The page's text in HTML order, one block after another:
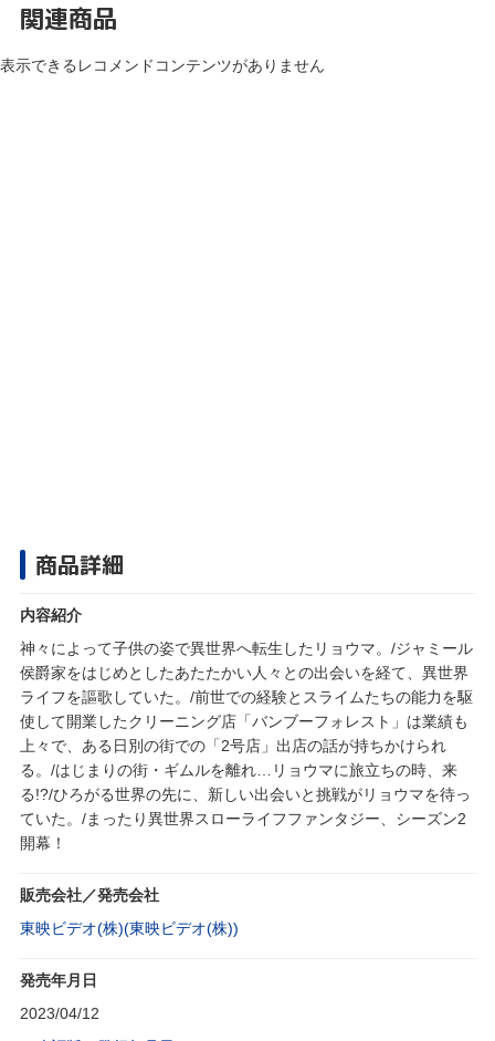
関連商品
表示できるレコメンドコンテンツがありません
商品詳細
内容紹介
神々によって子供の姿で異世界へ転生したリョウマ。/ジャミール
侯爵家をはじめとしたあたたかい人々との出会いを経て、異世界
ライフを謳歌していた。/前世での経験とスライムたちの能力を駆
使して開業したクリーニング店「バンブーフォレスト」は業績も
上々で、ある日別の街での「2号店」出店の話が持ちかけられ
る。/はじまりの街・ギムルを離れ…リョウマに旅立ちの時、来
る!?/ひろがる世界の先に、新しい出会いと挑戦がリョウマを待っ
ていた。/まったり異世界スローライフファンタジー、シーズン2
開幕！
販売会社／発売会社
東映ビデオ(株)(東映ビデオ(株))
発売年月日
2023/04/12